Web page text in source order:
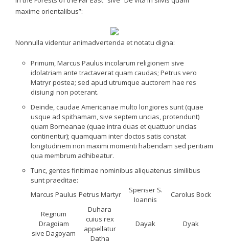
maxime orientalibus”:
Nonnulla videntur animadvertenda et notatu digna:
Primum, Marcus Paulus incolarum religionem sive
idolatriam ante tractaverat quam caudas; Petrus vero
Matryr postea; sed apud utrumque auctorem hae res
disiungi non poterant.
Deinde, caudae Americanae multo longiores sunt (quae
usque ad spithamam, sive septem uncias, protendunt)
quam Borneanae (quae intra duas et quattuor uncias
continentur); quamquam inter doctos satis constat
longitudinem non maximi momenti habendam sed peritiam
qua membrum adhibeatur.
Tunc, gentes finitimae nominibus aliquatenus similibus
sunt praeditae:
Marcus Paulus Petrus Martyr
Spenser S.
Ioannis
Carolus Bock
Regnum
Dragoiam
sive Dagoyam
Duhara
cuius rex
appellatur
Datha
Dayak Dyak